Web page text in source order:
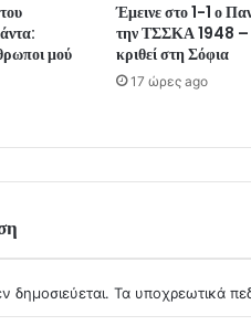
μού
Έμεινε στο 1-1 ο
την ΤΣΣΚΑ 1948 –
κριθεί στη Σόφια
17 ώρες ago
δημοσιεύεται. Τα υποχρεωτικά